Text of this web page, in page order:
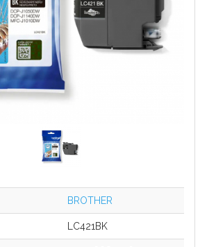
BROTHER
LC421BK